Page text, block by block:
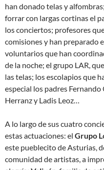
han donado telas y
forrar con largas cortinas el
los conciertos; profesores
comisiones y han preparado
voluntarios que han
de la noche; el grupo LAR,
las telas; los escolapios que
especial los padres
Herranz y Ladis Leoz…
A lo largo de sus cuatro
estas actuaciones: el Grupo
este pueblecito de Asturias,
comunidad de artistas, a